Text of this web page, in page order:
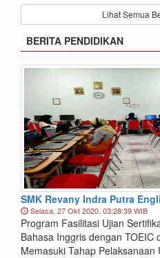
Lihat Semua
BERITA PENDIDIKAN
SMK Revany Indra Putra
Selasa, 27 Okt 2020, 03:28:39 WIB
Program Fasilitasi Ujian
Bahasa Inggris dengan TOEIC
Memasuki Tahap Pelaksanaan